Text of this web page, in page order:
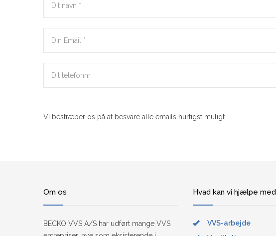
Vi bestræber os på at besvare alle emails hurtigst muligt.
Om os
BECKO VVS A/S har udført mange VVS
Hvad kan vi hjælpe med
VVS-arbejde